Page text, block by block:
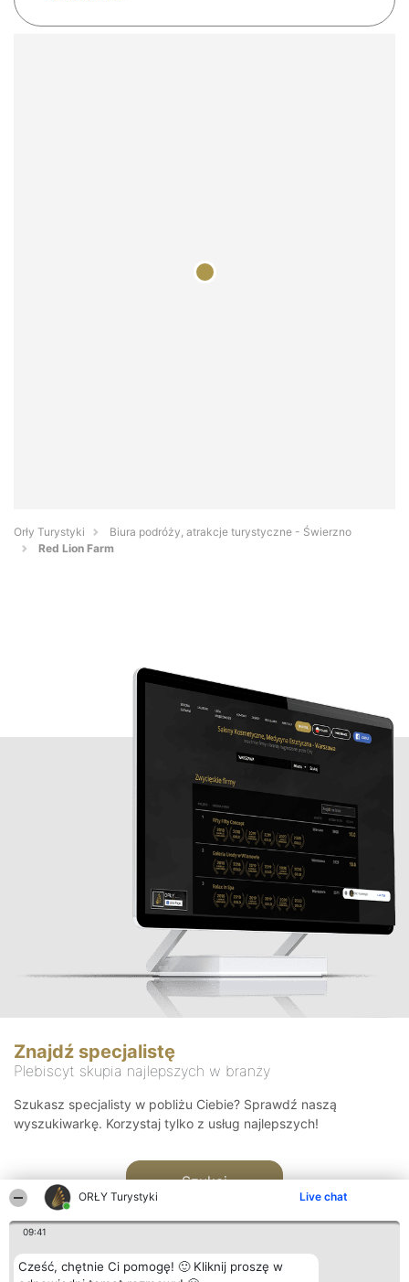
ORŁY Turystyki Live chat
09:41
Cześć, chętnie Ci pomogę! 🙂 Kliknij proszę w
Orły Turystyki
Biura podróży, atrakcje turystyczne - Świerzno
Red Lion Farm
Znajdź specjalistę
Plebiscyt skupia najlepszych w branży
Szukasz specjalisty w pobliżu Ciebie? Sprawdź naszą
wyszukiwarkę. Korzystaj tylko z usług najlepszych!
Szukaj